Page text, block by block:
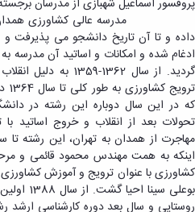
ادغام شده و امکانات و اساتید آن مدرسه
گردید. از سال 1362-
که در این سال دوباره این رشته در
تحولات بعد از انقلاب و خروج اساتید
اینکه به همت مهندس محمود قائمی و
کشاورزی با عنوان ترویج و آموزش
بوعلی
روستایی و سال بعد دوره کارشناسی